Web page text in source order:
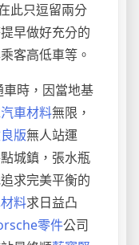
此只逗留兩分
早做好充分的
客高低車等。
時，因當地基
汽車材料無限，
版無人站運
城鎮，張水瓶
求完美平衡的
料求日益凸
零件公司